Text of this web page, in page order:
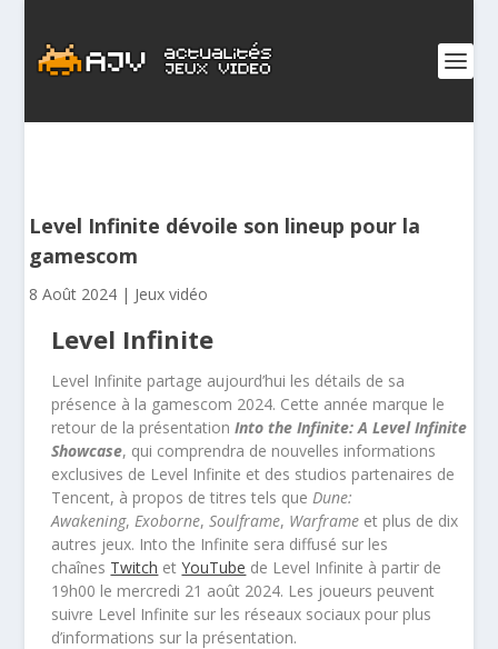
Level Infinite dévoile son lineup pour la
gamescom
8 Août 2024 | Jeux vidéo
Level Infinite
Level Infinite partage aujourd’hui les détails de sa
présence à la gamescom 2024. Cette année marque le
retour de la présentationInto the Infinite: A Level Infinite
Showcase, qui comprendra de nouvelles informations
exclusives de Level Infinite et des studios partenaires de
Tencent, à propos de titres tels queDune:
Awakening,Exoborne,Soulframe, Warframe et plus de dix
autres jeux. Into the Infinite sera diffusé sur les
chaînes Twitch etYouTube de Level Infinite à partir de
19h00 le mercredi 21 août 2024. Les joueurs peuvent
suivre Level Infinite sur les réseaux sociaux pour plus
d’informations sur la présentation.